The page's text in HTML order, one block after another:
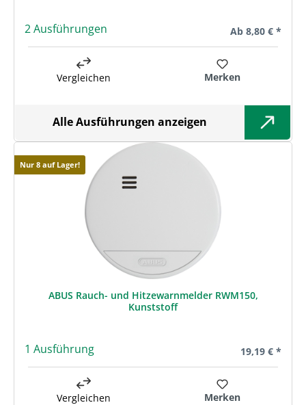
2 Ausführungen Regulärer Preis:
Ab 8,80 € *
Vergleichen Merken
Alle Ausführungen anzeigen
Nur 8 auf Lager!
ABUS Rauch- und Hitzewarnmelder RWM150,
Kunststoff
1 Ausführung Regulärer
19,19 € *
Vergleichen Merken